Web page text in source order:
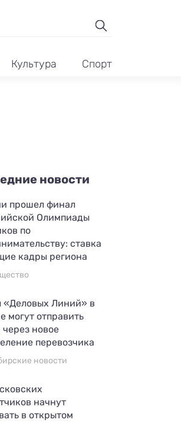
Культура Спорт
новости
прошел финал
Олимпиады
по
ставка
кадры региона
«Деловых Линий» в
могут отправить
новое
перевозчика
новости
начнут
в открытом